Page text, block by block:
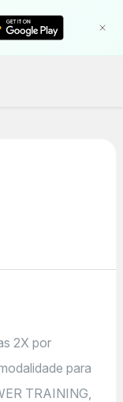
2X por
para
TRAINING,